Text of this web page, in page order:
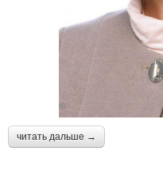
читать дальше →